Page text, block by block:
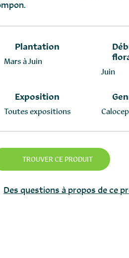
Plantation
Mars à Juin
Juin
Exposition
Toutes expositions
TROUVER CE PRODUIT
Des questions à propos de ce